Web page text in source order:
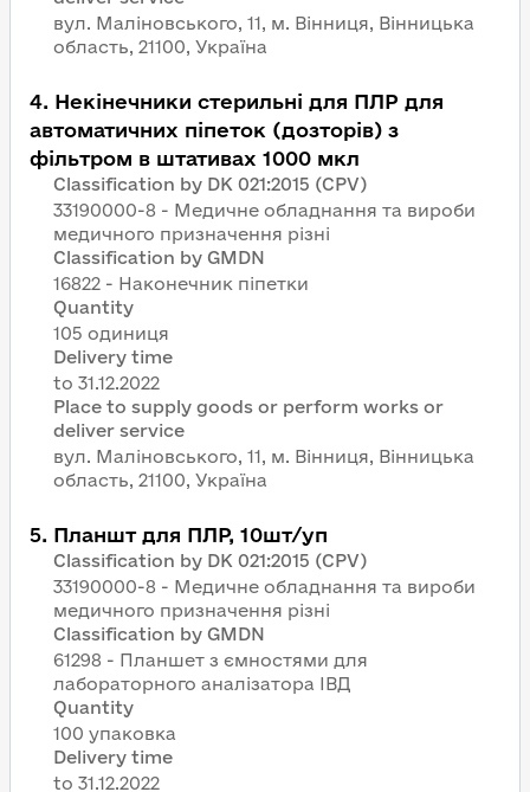
вул. Маліновського, 11, м. Вінниця, Вінницька
область, 21100, Україна
4. Некінечники стерильні для ПЛР для
автоматичних піпеток (дозторів) з
фільтром в штативах 1000 мкл
Classification by DK 021:2015 (CPV)
33190000-8 - Медичне обладнання та вироби
медичного призначення різні
Classification by GMDN
16822 - Наконечник піпетки
Quantity
105 одиниця
Delivery time
Place to supply goods or perform works or
deliver service
вул. Маліновського, 11, м. Вінниця, Вінницька
область, 21100, Україна
5. Планшт для ПЛР, 10шт/уп
Classification by DK 021:2015 (CPV)
33190000-8 - Медичне обладнання та вироби
медичного призначення різні
Classification by GMDN
61298 - Планшет з ємностями для
лабораторного аналізатора ІВД
Quantity
100 упаковка
Delivery time